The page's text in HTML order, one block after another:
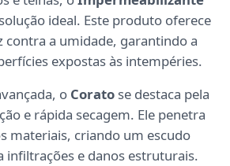
ideal. Este produto oferece
contra a umidade, garantindo a
expostas às intempéries.
o Corato se destaca pela
e rápida secagem. Ele penetra
materiais, criando um escudo
infiltrações e danos estruturais.